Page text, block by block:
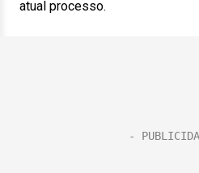
atual processo.